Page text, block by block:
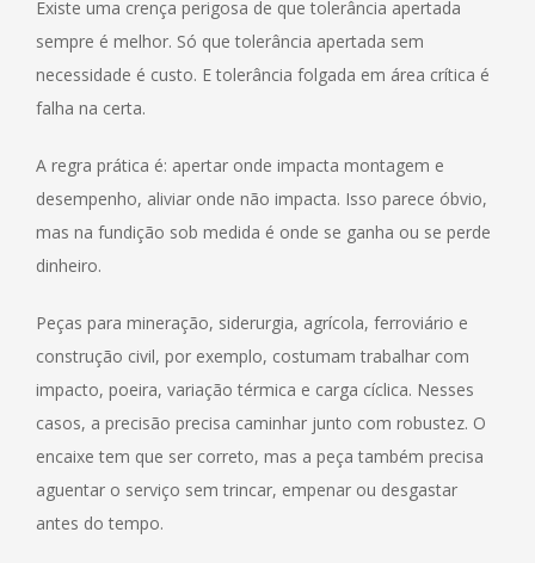
Existe uma crença perigosa de que tolerância apertada
sempre é melhor. Só que tolerância apertada sem
necessidade é custo. E tolerância folgada em área crítica é
falha na certa.
A regra prática é: apertar onde impacta montagem e
desempenho, aliviar onde não impacta. Isso parece óbvio,
mas na fundição sob medida é onde se ganha ou se perde
dinheiro.
Peças para mineração, siderurgia, agrícola, ferroviário e
construção civil, por exemplo, costumam trabalhar com
impacto, poeira, variação térmica e carga cíclica. Nesses
casos, a precisão precisa caminhar junto com robustez. O
encaixe tem que ser correto, mas a peça também precisa
aguentar o serviço sem trincar, empenar ou desgastar
antes do tempo.